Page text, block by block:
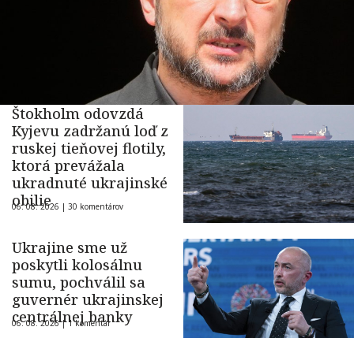
Štokholm odovzdá
Kyjevu zadržanú loď z
ruskej tieňovej flotily,
ktorá prevážala
ukradnuté ukrajinské
obilie
06. 08. 2026 | 30 komentárov
Ukrajine sme už
poskytli kolosálnu
sumu, pochválil sa
guvernér ukrajinskej
centrálnej banky
06. 08. 2026 |1 komentár